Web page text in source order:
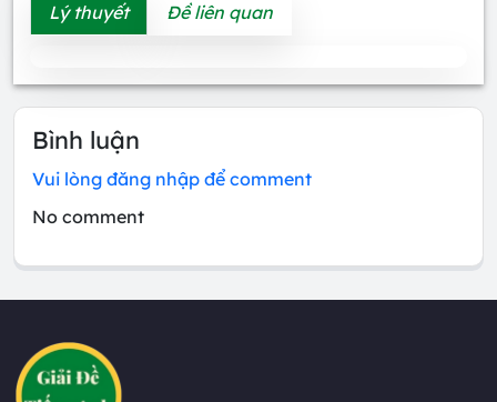
Lý thuyết Đề liên quan
Bình luận
Vui lòng đăng nhập để comment
No comment